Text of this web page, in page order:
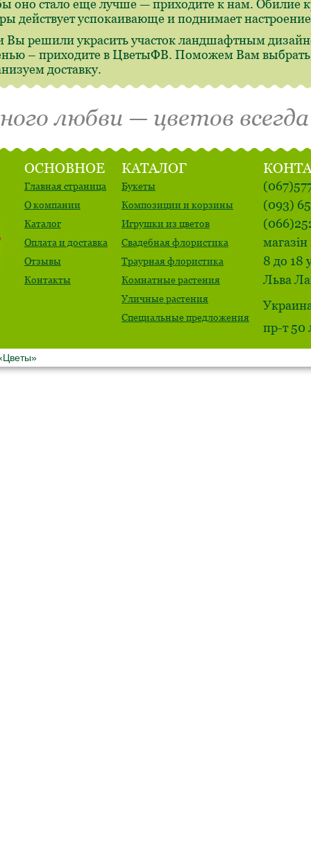
оно стало еще лучше — приходите к нам. Обилие
действует успокаивающе и поднимает
Вы решили украсить участок ландшафтным
– приходите в ЦветыФВ. Поможем Вам
доставку.
любви — цветов
ОСНОВНОЕ
Главная страница
О компании
Каталог
Оплата и доставка
Отзывы
Контакты
КАТАЛОГ
Букеты
Композиции и корзины
Игрушки из цветов
Свадебная флористика
Траурная флористика
Комнатные растения
Уличные растения
Специальные предложения
(093)
8 до 18
Льва
пр-т 50